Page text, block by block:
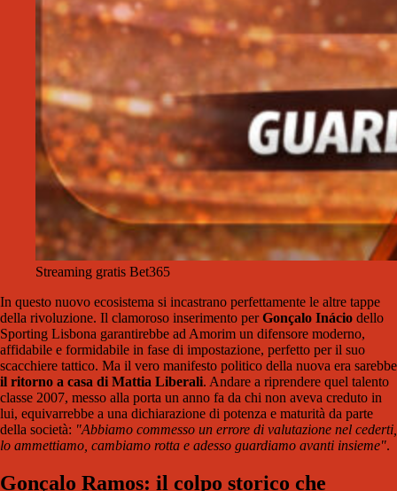
Streaming gratis Bet365
In questo nuovo ecosistema si incastrano perfettamente le altre tappe
della rivoluzione. Il clamoroso inserimento perGonçalo Inácio dello
Sporting Lisbona garantirebbe ad Amorim un difensore moderno,
affidabile e formidabile in fase di impostazione, perfetto per il suo
scacchiere tattico. Ma il vero manifesto politico della nuova era sarebbe
il ritorno a casa di Mattia Liberali. Andare a riprendere quel talento
classe 2007, messo alla porta un anno fa da chi non aveva creduto in
lui, equivarrebbe a una dichiarazione di potenza e maturità da parte
della società: "Abbiamo commesso un errore di valutazione nel cederti,
lo ammettiamo, cambiamo rotta e adesso guardiamo avanti insieme".
Gonçalo Ramos: il colpo storico che